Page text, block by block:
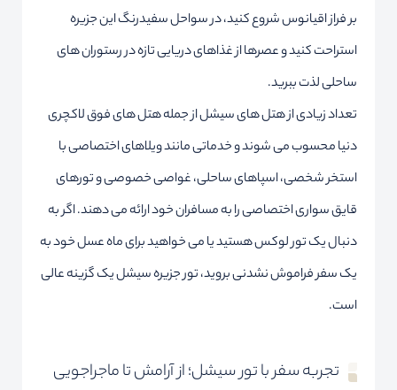
بر فراز اقیانوس شروع کنید، در سواحل سفیدرنگ این جزیره
استراحت کنید و عصرها از غذاهای دریایی تازه در رستوران های
ساحلی لذت ببرید.
تعداد زیادی از هتل های سیشل از جمله هتل های فوق لاکچری
دنیا محسوب می شوند و خدماتی مانند ویلاهای اختصاصی با
استخر شخصی، اسپاهای ساحلی، غواصی خصوصی و تورهای
قایق سواری اختصاصی را به مسافران خود ارائه می دهند. اگر به
دنبال یک تور لوکس هستید یا می خواهید برای ماه عسل خود به
یک سفر فراموش نشدنی بروید، تور جزیره سیشل یک گزینه عالی
است.
تجربه سفر با تور سیشل؛ از آرامش تا ماجراجویی